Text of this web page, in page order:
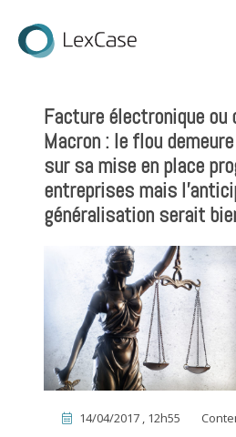
Facture électronique
Macron : le flou
sur sa mise en place
entreprises mais
généralisation serait
14/04/2017 , 12h55